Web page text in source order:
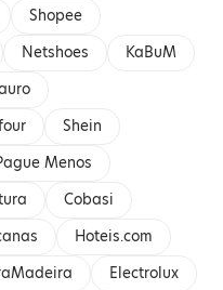
Shopee
Netshoes
KaBuM
Shein
Menos
Cobasi
Hoteis.com
Electrolux